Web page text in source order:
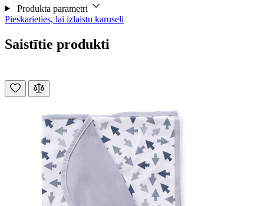
Produkta parametri
Pieskarieties, lai izlaistu karuseli
Saistītie produkti